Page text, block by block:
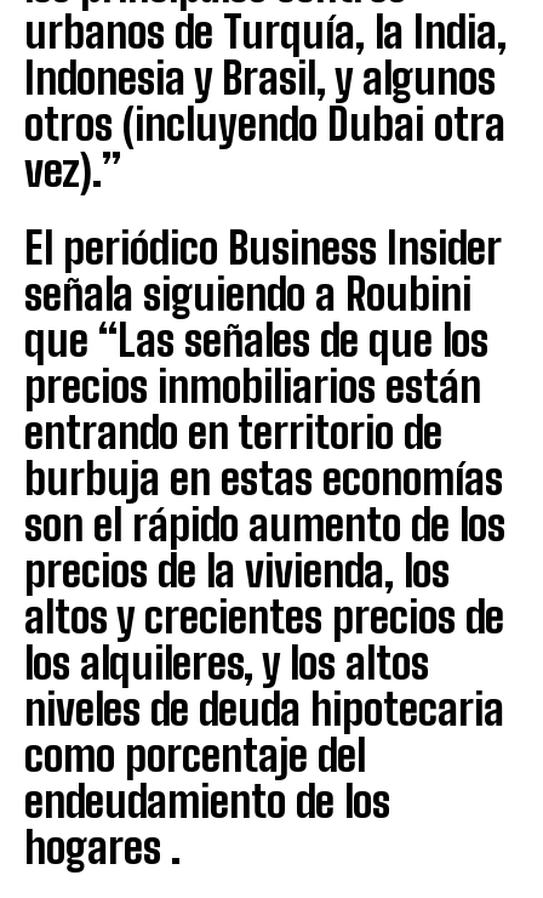
urbanos de Turquía, la India,
Indonesia y Brasil, y algunos
otros (incluyendo Dubai otra
vez).”
El periódico Business Insider
señala siguiendo a Roubini
que “Las señales de que los
precios inmobiliarios están
entrando en territorio de
burbuja en estas economías
son el rápido aumento de los
precios de la vivienda, los
altos y crecientes precios de
los alquileres, y los altos
niveles de deuda hipotecaria
como porcentaje del
endeudamiento de los
hogares .